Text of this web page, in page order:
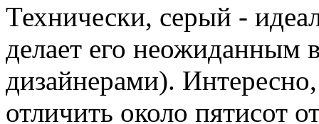
Технически, серый -
делает его неожиданным
дизайнерами).
отличить около пятисот